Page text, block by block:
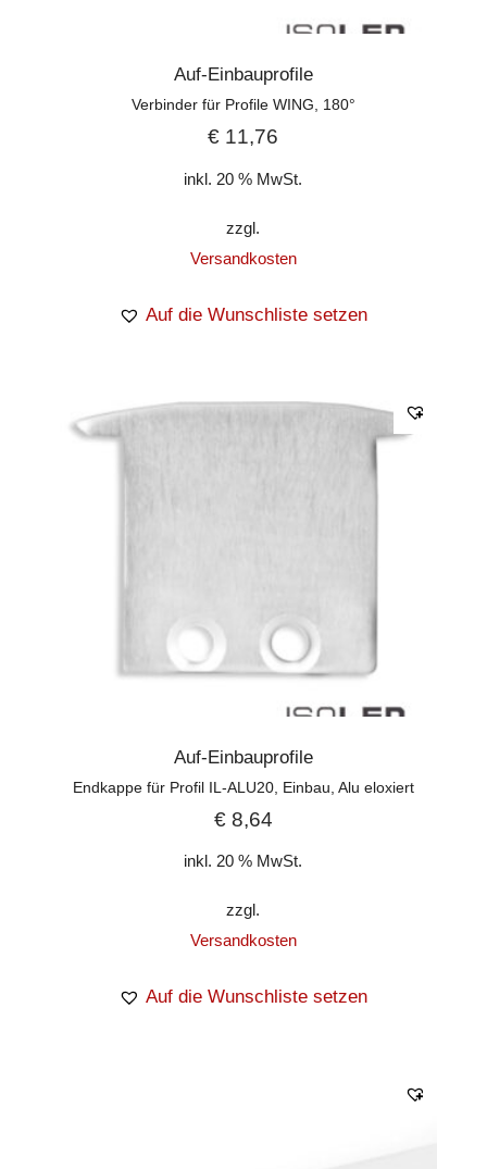
Auf-Einbauprofile
Verbinder für Profile WING, 180°
€ 11,76
inkl. 20 % MwSt.
zzgl.
Versandkosten
Auf die Wunschliste setzen
Auf-Einbauprofile
Endkappe für Profil IL-ALU20, Einbau, Alu eloxiert
€8,64
inkl. 20 % MwSt.
zzgl.
Versandkosten
Auf die Wunschliste setzen